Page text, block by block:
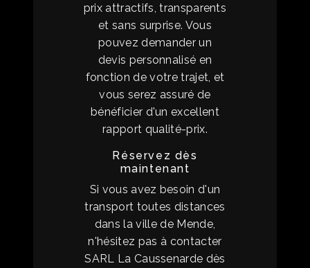
prix attractifs, transparents
et sans surprise. Vous
pouvez demander un
devis personnalisé en
fonction de votre trajet, et
vous serez assuré de
bénéficier d'un excellent
rapport qualité-prix.
Réservez dès
maintenant
Si vous avez besoin d'un
transport toutes distances
dans la ville de Mende,
n'hésitez pas à contacter
SARL La Caussenarde dès